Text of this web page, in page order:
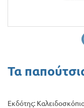
Τα
Εκδότης: